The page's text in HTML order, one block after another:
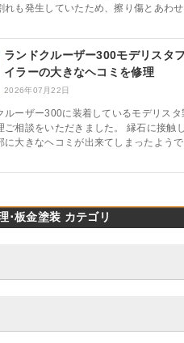
れも発生していたため、擦り傷とあわ
ランドクルーザー300モデリスタ
イラーの大きなヘコミを修理
2026年07月22日
ルーザー300に装着しているモデリスタ
ご相談をいただきました。 縁石に接触
に大きなヘコミが出来てしまったよう
･板金塗装 カテゴリ